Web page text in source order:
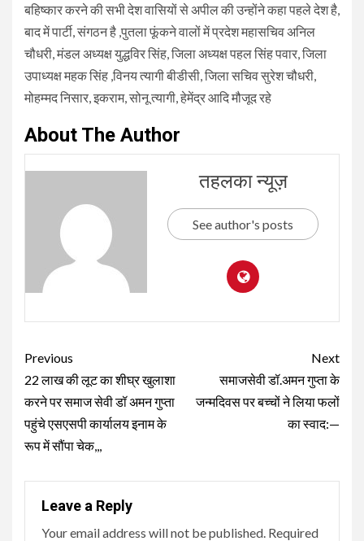
बहिष्कार करने की सभी देश वासियों से अपील की उन्होंने कहा पहले देश है,
बाद में पार्टी, संगठन है ,पुतला फूंकने वालों में प्रदेश महासचिव अनिल
चौधरी, मंडल अध्यक्ष युद्धविर सिंह, जिला अध्यक्ष पहल सिंह पवार, जिला
उपाध्यक्ष महक सिंह ,विनय त्यागी बीडीसी, जिला सचिव सुरेश चौधरी,
मोहम्मद निसार, इकराम, सोनू त्यागी, हेमेंद्र आदि मौजूद रहे
About The Author
तहलका न्यूज़
See author's posts
Continue
Reading
Previous
22 लाख की लूट का शीघ्र खुलाशा
करने पर समाज सेवी डॉ अमन गुप्ता
पहुंचे एसएसपी कार्यालय इनाम के
रूप में सौंपा चेक,,,
Next
समाजसेवी डॉ.अमन गुप्ता के
जन्मदिवस पर बच्चों ने लिया फलों
का स्वाद:—
Leave a Reply
Your email address will not be published. Required